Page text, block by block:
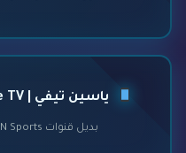
ياسين تيفي | Yacine TV - بديل beIN Sports
بديل قنوات beIN Sports المشفرة على الأندرويد